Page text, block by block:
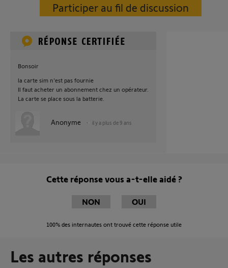
Participer au fil de discussion
Bonsoir
la carte sim n'est pas fournie
Il faut acheter un abonnement chez un opérateur.
La carte se place sous la batterie.
Anonyme il y a plus de 9 ans
Cette réponse vous a-t-elle aidé ?
NON OUI
100% des internautes ont trouvé cette réponse utile
Les autres réponses